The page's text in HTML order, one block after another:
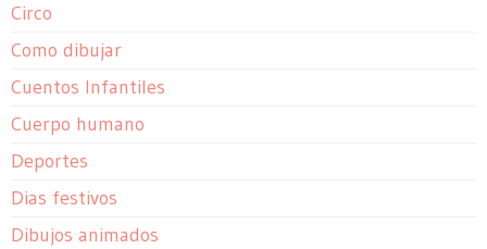
Circo
Como dibujar
Cuentos Infantiles
Cuerpo humano
Deportes
Dias festivos
Dibujos animados